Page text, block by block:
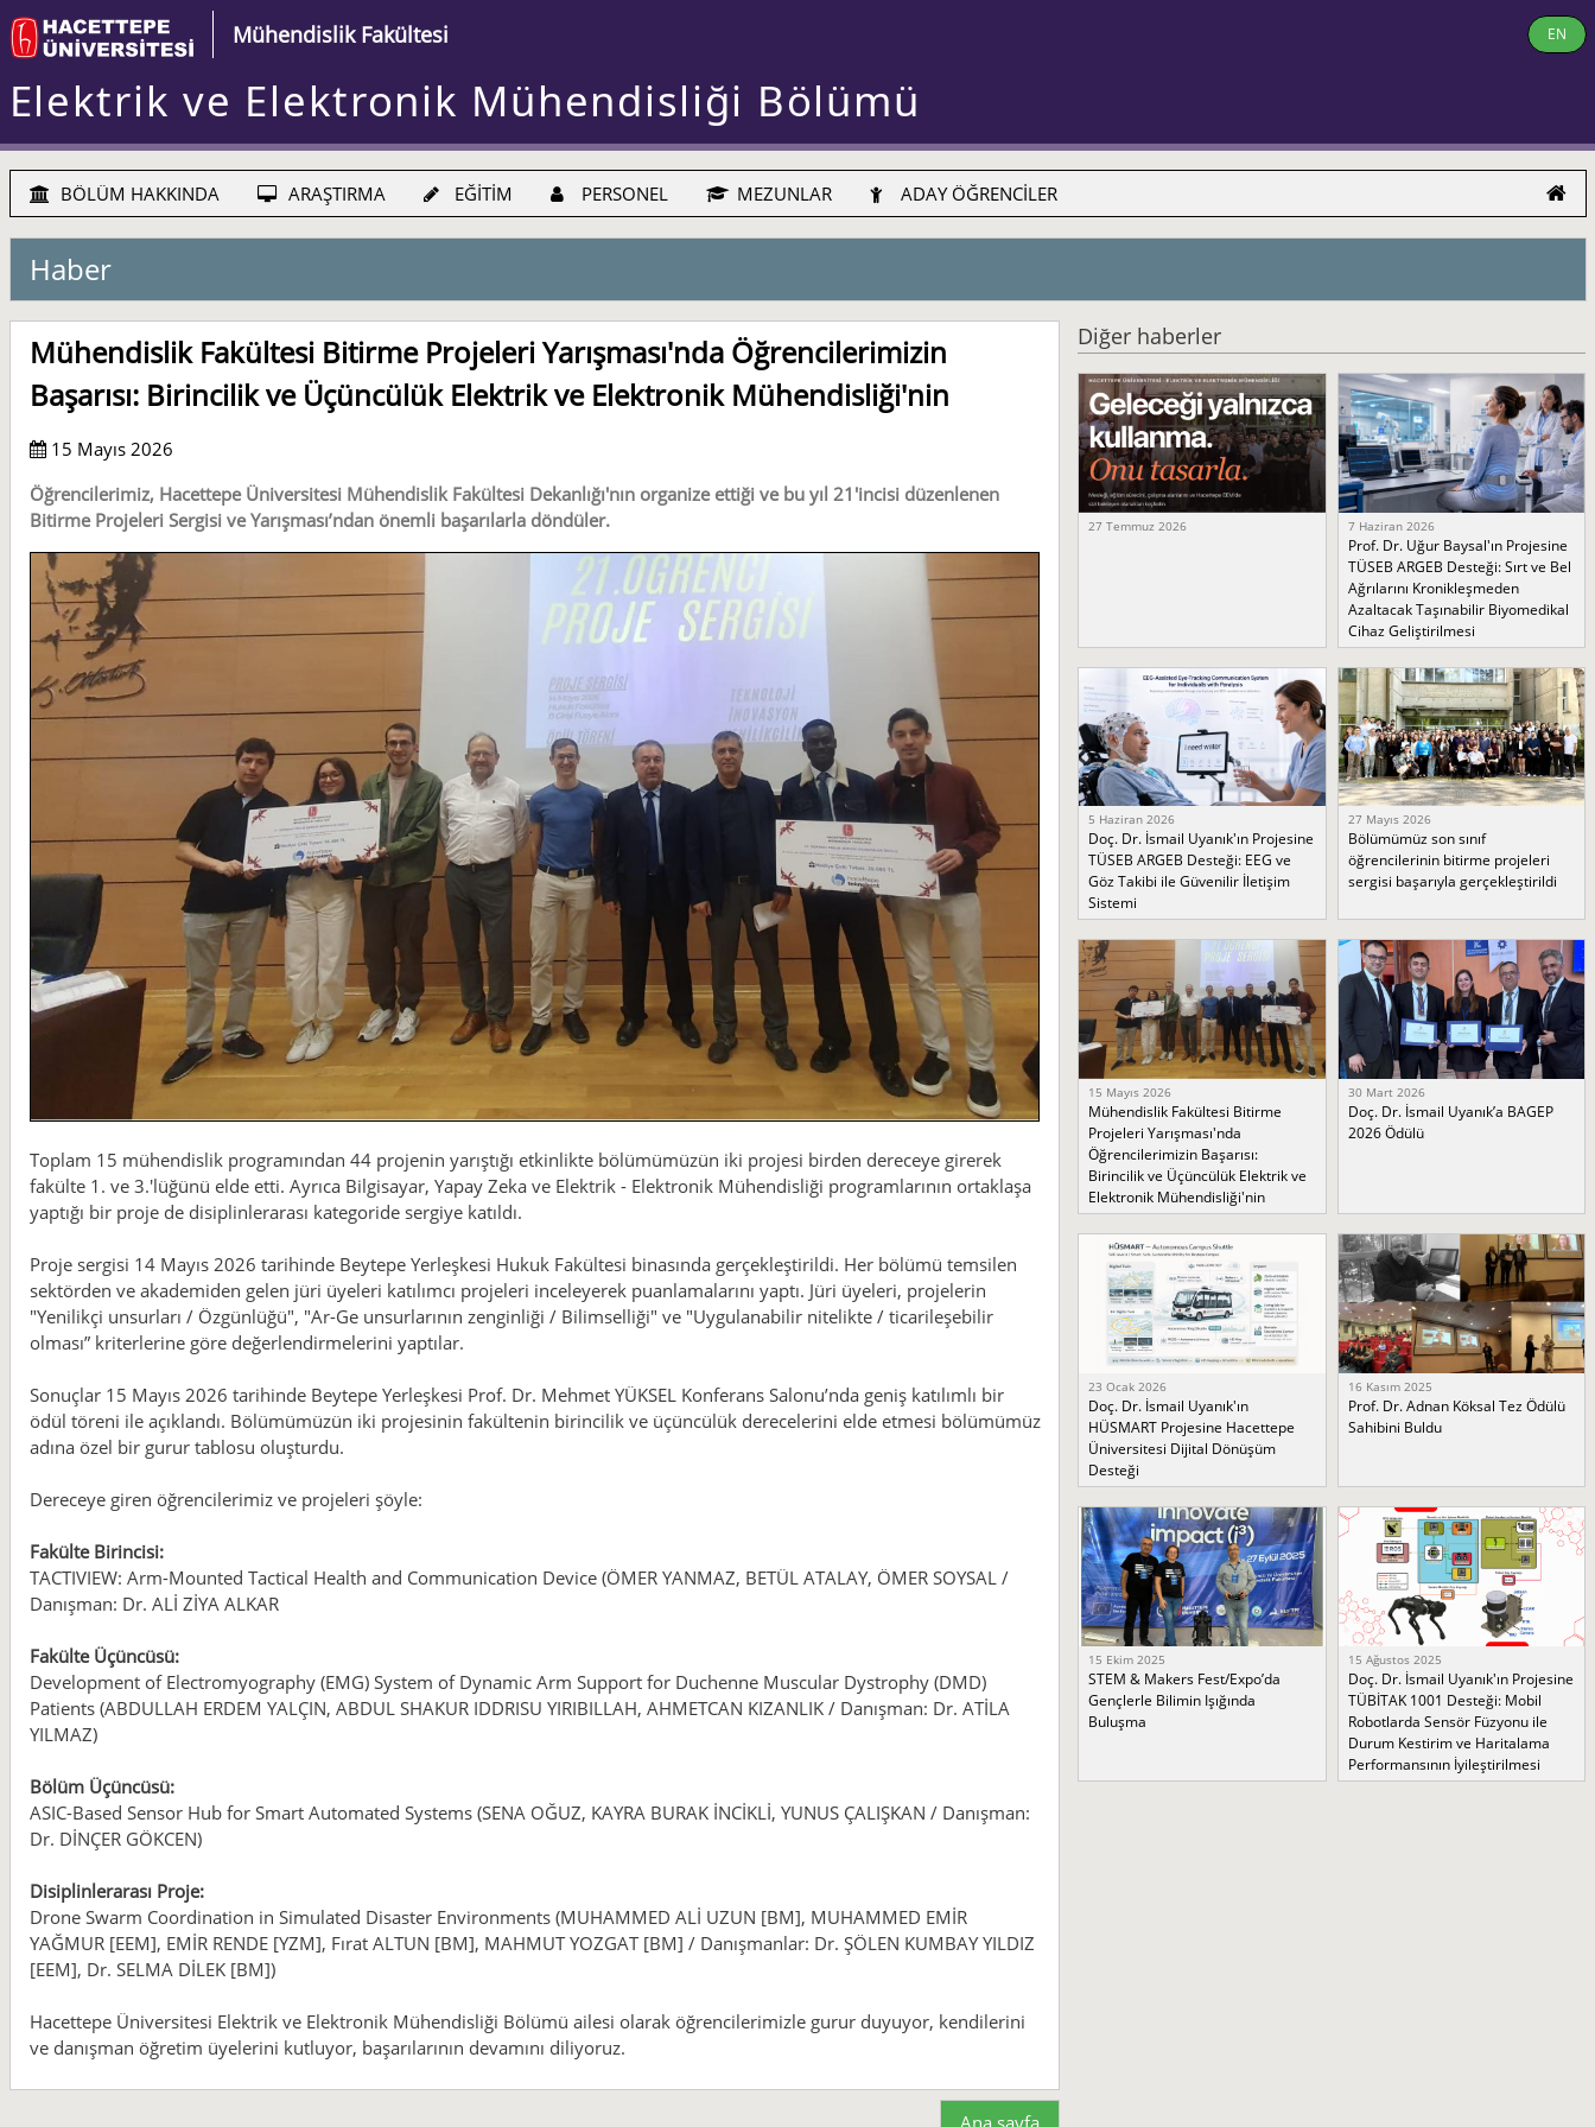
Mühendislik Fakültesi EN
Elektrik ve Elektronik Mühendisliği Bölümü
BÖLÜM HAKKINDA ARAŞTIRMA EĞİTİM PERSONEL MEZUNLAR ADAY ÖĞRENCİLER
Haber
Mühendislik Fakültesi Bitirme Projeleri Yarışması'nda Öğrencilerimizin
Başarısı: Birincilik ve Üçüncülük Elektrik ve Elektronik Mühendisliği'nin
15 Mayıs 2026
Öğrencilerimiz, Hacettepe Üniversitesi Mühendislik Fakültesi Dekanlığı'nın organize ettiği ve bu yıl 21'incisi düzenlenen
Bitirme Projeleri Sergisi ve Yarışması’ndan önemli başarılarla döndüler.
Toplam 15 mühendislik programından 44 projenin yarıştığı etkinlikte bölümümüzün iki projesi birden dereceye girerek
fakülte 1. ve 3.'lüğünü elde etti. Ayrıca Bilgisayar, Yapay Zeka ve Elektrik - Elektronik Mühendisliği programlarının ortaklaşa
yaptığı bir proje de disiplinlerarası kategoride sergiye katıldı.
Proje sergisi 14 Mayıs 2026 tarihinde Beytepe Yerleşkesi Hukuk Fakültesi binasında gerçekleştirildi. Her bölümü temsilen
sektörden ve akademiden gelen jüri üyeleri katılımcı projeleri inceleyerek puanlamalarını yaptı. Jüri üyeleri, projelerin
"Yenilikçi unsurları / Özgünlüğü", "Ar-Ge unsurlarının zenginliği / Bilimselliği" ve "Uygulanabilir nitelikte / ticarileşebilir
olması” kriterlerine göre değerlendirmelerini yaptılar.
Sonuçlar 15 Mayıs 2026 tarihinde Beytepe Yerleşkesi Prof. Dr. Mehmet YÜKSEL Konferans Salonu’nda geniş katılımlı bir
ödül töreni ile açıklandı. Bölümümüzün iki projesinin fakültenin birincilik ve üçüncülük derecelerini elde etmesi bölümümüz
adına özel bir gurur tablosu oluşturdu.
Dereceye giren öğrencilerimiz ve projeleri şöyle:
Fakülte Birincisi:
TACTIVIEW: Arm-Mounted Tactical Health and Communication Device (ÖMER YANMAZ, BETÜL ATALAY, ÖMER SOYSAL /
Danışman: Dr. ALİ ZİYA ALKAR
Fakülte Üçüncüsü:
Development of Electromyography (EMG) System of Dynamic Arm Support for Duchenne Muscular Dystrophy (DMD)
Patients (ABDULLAH ERDEM YALÇIN, ABDUL SHAKUR IDDRISU YIRIBILLAH, AHMETCAN KIZANLIK / Danışman: Dr. ATİLA
YILMAZ)
Bölüm Üçüncüsü:
ASIC-Based Sensor Hub for Smart Automated Systems (SENA OĞUZ, KAYRA BURAK İNCİKLİ, YUNUS ÇALIŞKAN / Danışman:
Dr. DİNÇER GÖKCEN)
Disiplinlerarası Proje:
Drone Swarm Coordination in Simulated Disaster Environments (MUHAMMED ALİ UZUN [BM], MUHAMMED EMİR
YAĞMUR [EEM], EMİR RENDE [YZM], Fırat ALTUN [BM], MAHMUT YOZGAT [BM] / Danışmanlar: Dr. ŞÖLEN KUMBAY YILDIZ
[EEM], Dr. SELMA DİLEK [BM])
Hacettepe Üniversitesi Elektrik ve Elektronik Mühendisliği Bölümü ailesi olarak öğrencilerimizle gurur duyuyor, kendilerini
ve danışman öğretim üyelerini kutluyor, başarılarının devamını diliyoruz.
Ana sayfa
Diğer haberler
27 Temmuz 2026 7 Haziran 2026
Prof. Dr. Uğur Baysal'ın Projesine
TÜSEB ARGEB Desteği: Sırt ve Bel
Ağrılarını Kronikleşmeden
Azaltacak Taşınabilir Biyomedikal
Cihaz Geliştirilmesi
5 Haziran 2026
Doç. Dr. İsmail Uyanık'ın Projesine
TÜSEB ARGEB Desteği: EEG ve
Göz Takibi ile Güvenilir İletişim
Sistemi
27 Mayıs 2026
Bölümümüz son sınıf
öğrencilerinin bitirme projeleri
sergisi başarıyla gerçekleştirildi
15 Mayıs 2026
Mühendislik Fakültesi Bitirme
Projeleri Yarışması'nda
Öğrencilerimizin Başarısı:
Birincilik ve Üçüncülük Elektrik ve
Elektronik Mühendisliği'nin
30 Mart 2026
Doç. Dr. İsmail Uyanık’a BAGEP
2026 Ödülü
23 Ocak 2026
Doç. Dr. İsmail Uyanık'ın
HÜSMART Projesine Hacettepe
Üniversitesi Dijital Dönüşüm
Desteği
16 Kasım 2025
Prof. Dr. Adnan Köksal Tez Ödülü
Sahibini Buldu
15 Ekim 2025
STEM & Makers Fest/Expo’da
Gençlerle Bilimin Işığında
Buluşma
15 Ağustos 2025
Doç. Dr. İsmail Uyanık'ın Projesine
TÜBİTAK 1001 Desteği: Mobil
Robotlarda Sensör Füzyonu ile
Durum Kestirim ve Haritalama
Performansının İyileştirilmesi